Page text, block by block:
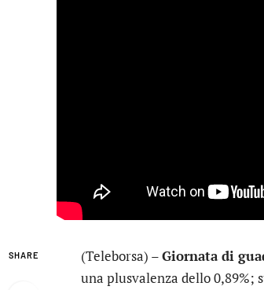
SHARE (Teleborsa) –Giornata di
una plusvalenza dello 0,89%;